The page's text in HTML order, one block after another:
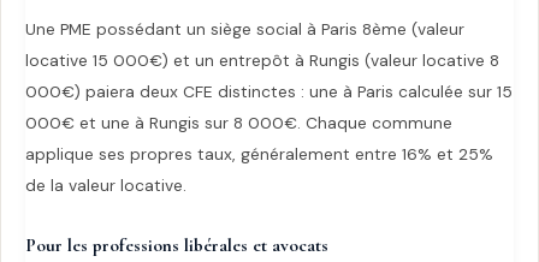
Une PME possédant un siège social à Paris 8ème (valeur
locative 15 000€) et un entrepôt à Rungis (valeur locative 8
000€) paiera deux CFE distinctes : une à Paris calculée sur 15
000€ et une à Rungis sur 8 000€. Chaque commune
applique ses propres taux, généralement entre 16% et 25%
de la valeur locative.
Pour les professions libérales et avocats